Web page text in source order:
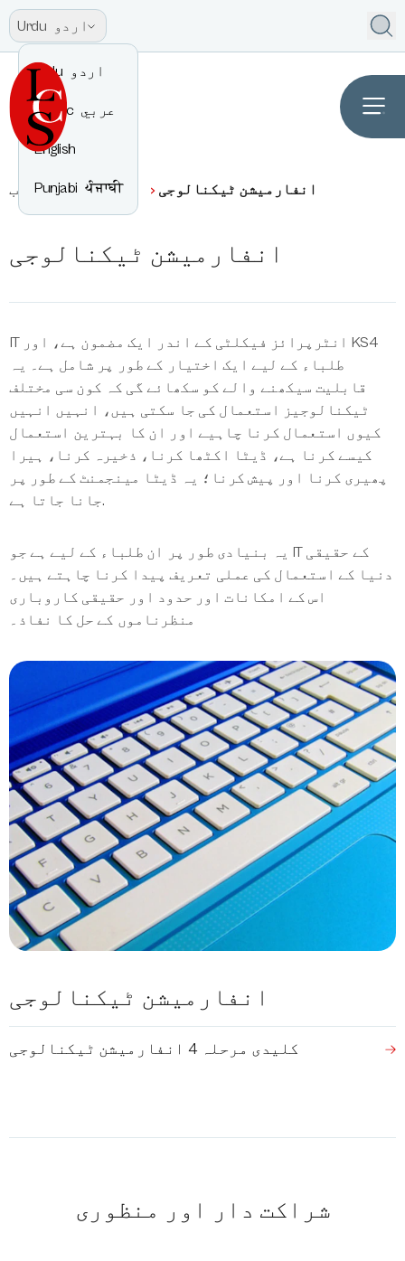
Urdu اردو
Urdu اردو
Arabic عربي
English
Punjabi ਪੰਜਾਬੀ نصاب انٹرپرائز انفارمیشن ٹیکنالوجی
انفارمیشن ٹیکنالوجی
IT انٹرپرائز فیکلٹی کے اندر ایک مضمون ہے، اور KS4
طلباء کے لیے ایک اختیار کے طور پر شامل ہے۔ یہ
قابلیت سیکھنے والے کو سکھائے گی کہ کون سی مختلف
ٹیکنالوجیز استعمال کی جا سکتی ہیں، انہیں انہیں
کیوں استعمال کرنا چاہیے اور ان کا بہترین استعمال
کیسے کرنا ہے، ڈیٹا اکٹھا کرنا، ذخیرہ کرنا، ہیرا
پھیری کرنا اور پیش کرنا؛ یہ ڈیٹا مینجمنٹ کے طور پر
جانا جاتا ہے.
یہ بنیادی طور پر ان طلباء کے لیے ہے جو IT کے حقیقی
دنیا کے استعمال کی عملی تعریف پیدا کرنا چاہتے ہیں۔
اس کے امکانات اور حدود اور حقیقی کاروباری
منظرناموں کے حل کا نفاذ۔
انفارمیشن ٹیکنالوجی
کلیدی مرحلہ 4 انفارمیشن ٹیکنالوجی
شراکت دار اور منظوری